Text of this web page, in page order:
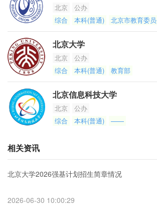
北京
公办
综合
本科(普通) 北京市教育委
北京大学
北京
公办
综合
本科(普通) 教育部
北京信息科技大学
北京
公办
综合
本科(普通) ——
相关资讯
北京大学2026强基计划招生简章情况
2026-06-30 10:00:29